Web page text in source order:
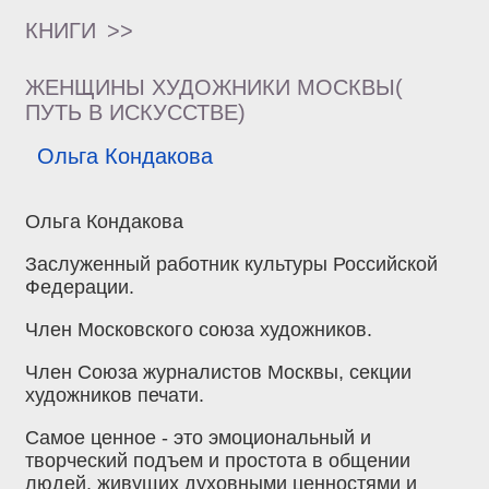
КНИГИ >>
ЖЕНЩИНЫ ХУДОЖНИКИ МОСКВЫ(
ПУТЬ В ИСКУССТВЕ)
Ольга Кондакова
Ольга Кондакова
Заслуженный работник культуры Российской
Федерации.
Член Московского союза художников.
Член Союза журналистов Москвы, секции
художников печати.
Самое ценное - это эмоциональный и
творческий подъем и простота в общении
людей, живущих духовными ценностями и